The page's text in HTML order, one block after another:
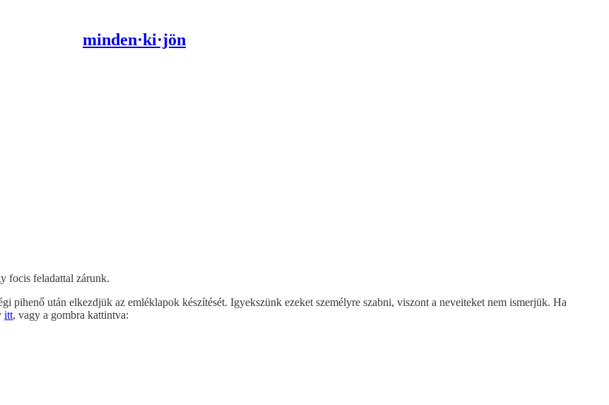
minden·ki·jön
focis feladattal zárunk.
pihenő után elkezdjük az emléklapok készítését. Igyekszünk ezeket személyre szabni, viszont a neveiteket nem ismerjük. Ha
itt, vagy a gombra kattintva: